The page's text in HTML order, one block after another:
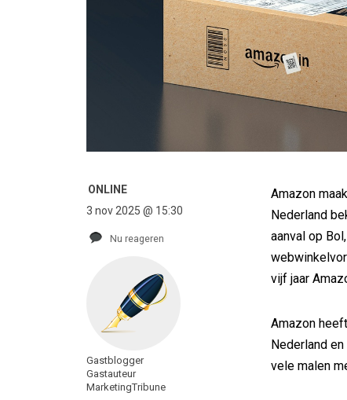
ONLINE
3 nov 2025 @ 15:30
Nu reageren
Gastblogger
Gastauteur
MarketingTribune
Amazon
Nederland
aanval op
vijf jaar
Amazon
Nederland
vele malen